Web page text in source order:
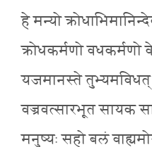
हे मन्यो
क्रोधकर्मणो वधकर्मणो
यजमानस्ते तुभ्यमविधत्
वज्रवत्सारभूत सायक
मनुष्यः सहो बलं